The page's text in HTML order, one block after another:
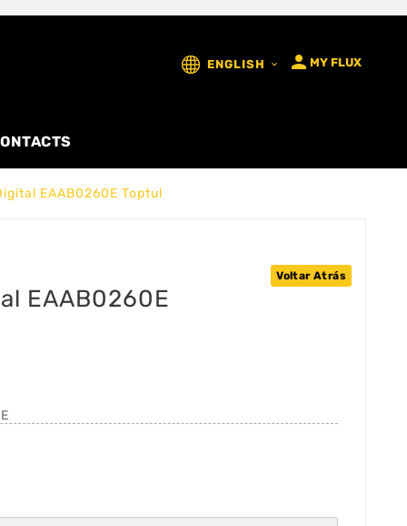
ENGLISH   MY FLUX
EAAB0260E Toptul
Voltar Atrás
EAAB0260E